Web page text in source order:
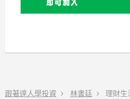
跟著達人學投資 林書廷 理財生